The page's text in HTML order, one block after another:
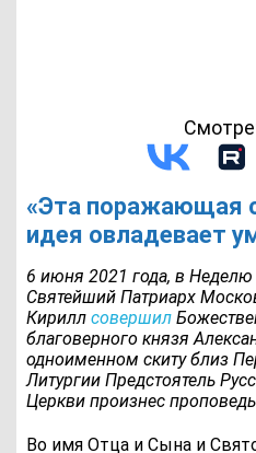
«Эта поражающая
идея овладевает
6 июня 2021 года, в
Святейший Патриарх
Кириллсовершил
благоверного князя
одноименном скиту близ
Литургии Предстоятель
Церкви произнес
Во имя Отца и Сына и